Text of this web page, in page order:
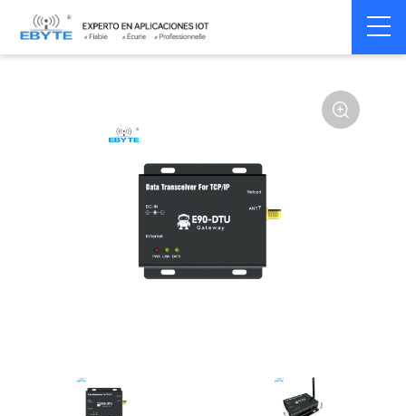
Home > Modem > Industrial Gateway Wireless Gateways
